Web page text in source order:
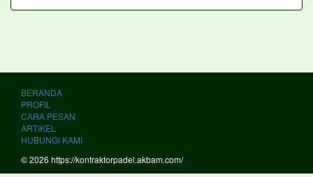
BERANDA
PROFIL
CARA PESAN
ARTIKEL
HUBUNGI KAMI
© 2026 https://kontraktorpadel.akbam.com/